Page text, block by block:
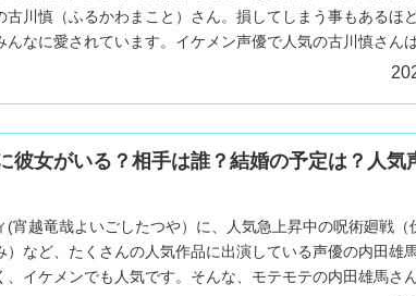
古川慎（ふるかわまこと）さん。損してしまう事もあるほ
んなに愛されています。イケメン声優で人気の古川慎さんは
彼女がいる？相手は誰？結婚の予定は？人気
(宵越竜哉よいごしたつや）に、人気急上昇中の呪術廻戦（
）など、たくさんの人気作品に出演している声優の内田雄馬
、イケメンでも人気です。そんな、モテモテの内田雄馬さ